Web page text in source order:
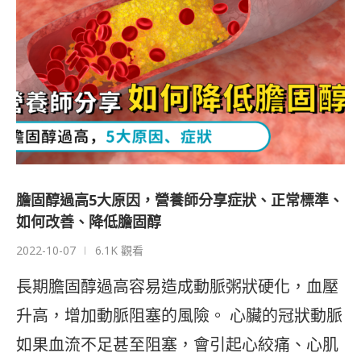
膽固醇過高5大原因，營養師分享症狀、正常標準、
如何改善、降低膽固醇
2022-10-07 6.1K 觀看
長期膽固醇過高容易造成動脈粥狀硬化，血壓
升高，增加動脈阻塞的風險。 心臟的冠狀動脈
如果血流不足甚至阻塞，會引起心絞痛、心肌